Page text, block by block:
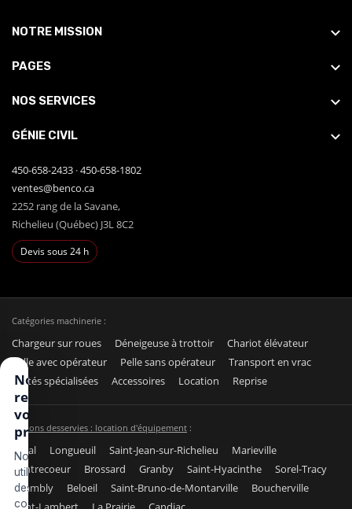
NOTRE MISSION
PAGES
NOS SERVICES
GÉNIE CIVIL
450-658-2433 ·450-658-1802
ventes@benco.ca
2252 rang de la Savane,
Richelieu (Québec) J3L 8C2
Devis sous 24 h
Catégories machinerie :
Chargeur sur roues Déneigeuse à trottoir
Chariot élévateur
Pelle avec opérateur
Pelle sans opérateur
Transport en vrac
Unités spécialisées
Accessoires Location Reprise
Régions desservies : location d'équipement :
Laval Longueuil Saint-Jean-sur-Richelieu
Marieville
Contrecoeur
Brossard Granby Saint-Hyacinthe
Sorel-Tracy
Chambly
Beloeil Saint-Bruno-de-Montarville
Boucherville
Nous
respectons
votre vie
privée
Nous
utilisons
des
cookies